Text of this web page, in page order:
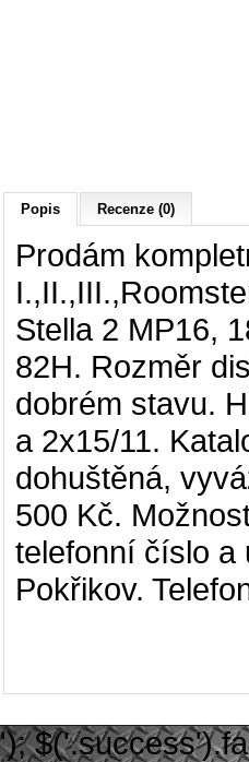
Popis Recenze (0)
Prodám
Stella 2 MP16,
82H. Rozměr
dobrém stavu.
a 2x15/11.
dohuštěná,
500 Kč.
telefonní číslo a
Pokřikov.
');